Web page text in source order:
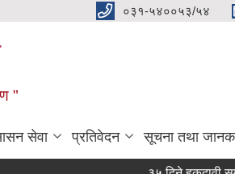
०३१-५४००५३/५४
"
सेवा प्रतिवेदन सूचना तथा